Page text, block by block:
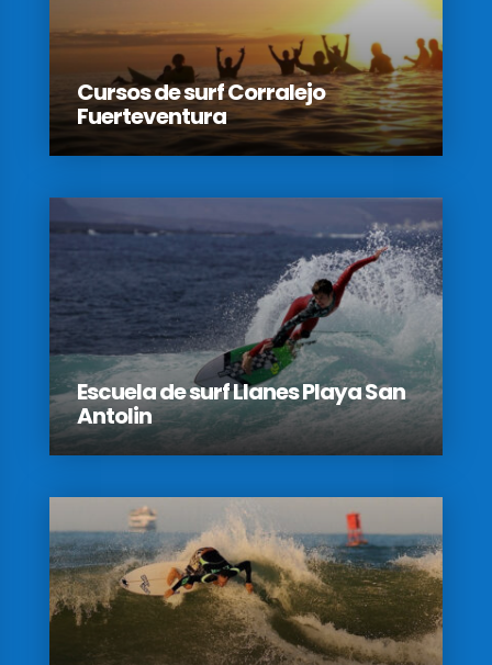
Cursos de surf Corralejo
Fuerteventura
Escuela de surf Llanes Playa San
Antolin